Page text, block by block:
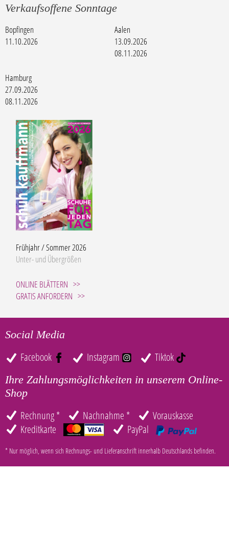
Verkaufsoffene Sonntage
Bopfingen
11.10.2026
Aalen
13.09.2026
08.11.2026
Hamburg
27.09.2026
08.11.2026
Frühjahr / Sommer 2026
Unter- und Übergrößen
ONLINE BLÄTTERN
GRATIS ANFORDERN
Social Media
Facebook Instagram Tiktok
Ihre Zahlungsmöglichkeiten in unserem Online-
Shop
Rechnung * Nachnahme *
Vorauskasse
Kreditkarte
PayPal
* Nur möglich, wenn sich Rechnungs- und Lieferanschrift innerhalb Deutschlands befinden.